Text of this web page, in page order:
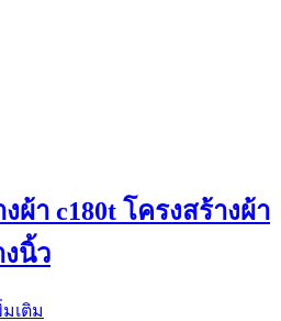
า c180t โครงสร้างผ้า
งนิ้ว
เติม